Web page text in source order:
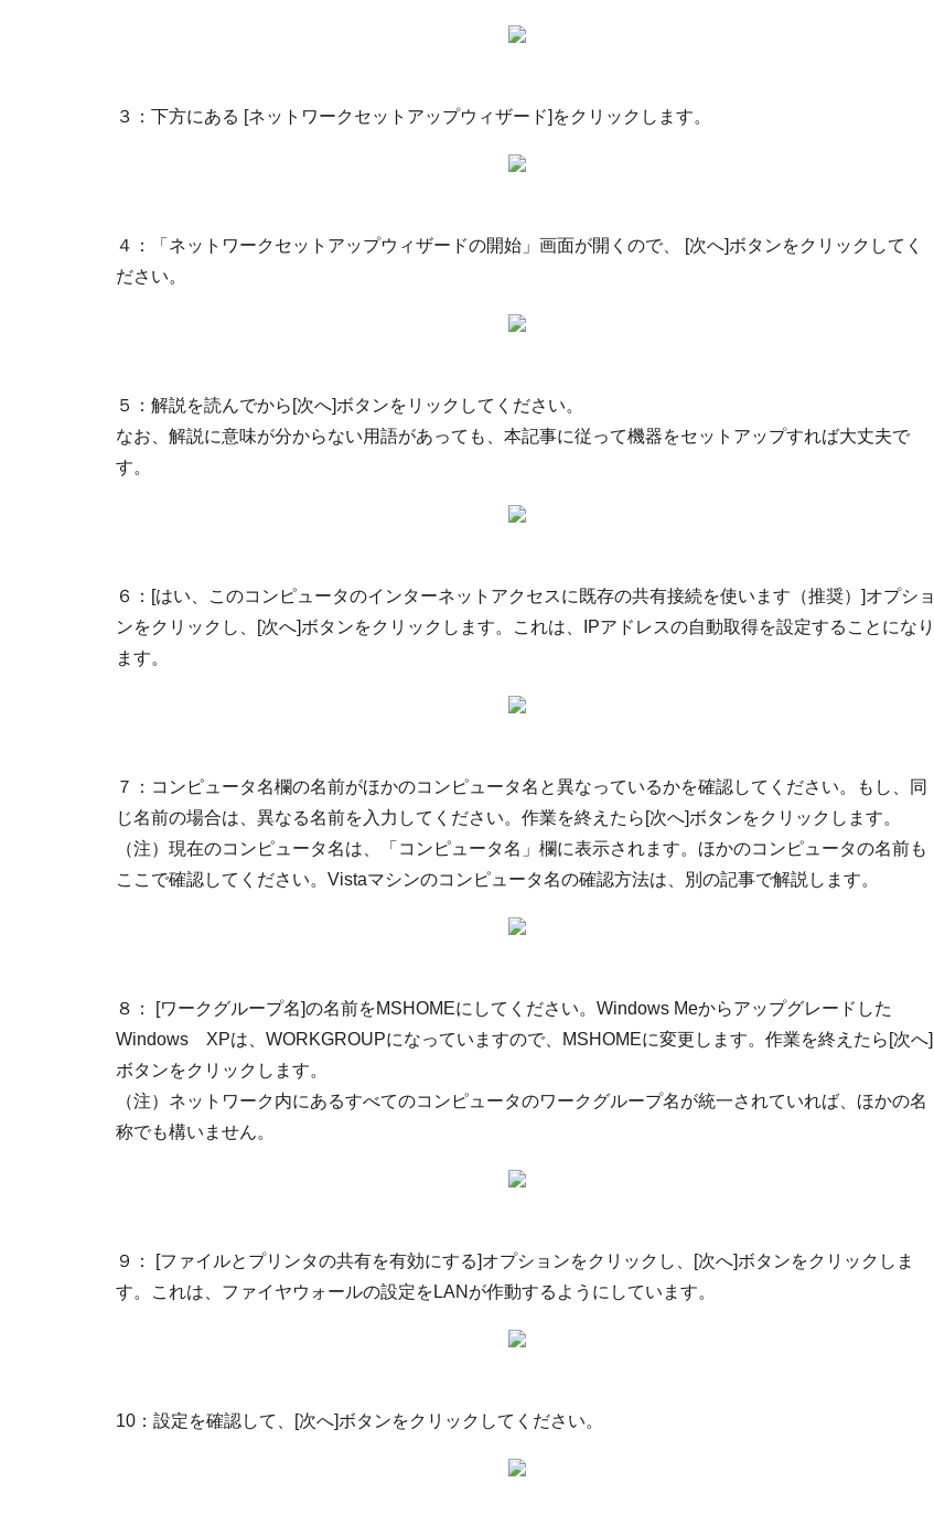
３：下方にある [ネットワークセットアップウィザード]をクリックします。
４：「ネットワークセットアップウィザードの開始」画面が開くので、 [次へ]ボタンをクリックしてく
ださい。
５：解説を読んでから[次へ]ボタンをリックしてください。
なお、解説に意味が分からない用語があっても、本記事に従って機器をセットアップすれば大丈夫で
す。
６：[はい、このコンピュータのインターネットアクセスに既存の共有接続を使います（推奨）]オプショ
ンをクリックし、[次へ]ボタンをクリックします。これは、IPアドレスの自動取得を設定することになり
ます。
７：コンピュータ名欄の名前がほかのコンピュータ名と異なっているかを確認してください。もし、同
じ名前の場合は、異なる名前を入力してください。作業を終えたら[次へ]ボタンをクリックします。
（注）現在のコンピュータ名は、「コンピュータ名」欄に表示されます。ほかのコンピュータの名前も
ここで確認してください。Vistaマシンのコンピュータ名の確認方法は、別の記事で解説します。
８： [ワークグループ名]の名前をMSHOMEにしてください。Windows Meからアップグレードした
Windows XPは、WORKGROUPになっていますので、MSHOMEに変更します。作業を終えたら[次へ]
ボタンをクリックします。
（注）ネットワーク内にあるすべてのコンピュータのワークグループ名が統一されていれば、ほかの名
称でも構いません。
９： [ファイルとプリンタの共有を有効にする]オプションをクリックし、[次へ]ボタンをクリックしま
す。これは、ファイヤウォールの設定をLANが作動するようにしています。
10：設定を確認して、[次へ]ボタンをクリックしてください。